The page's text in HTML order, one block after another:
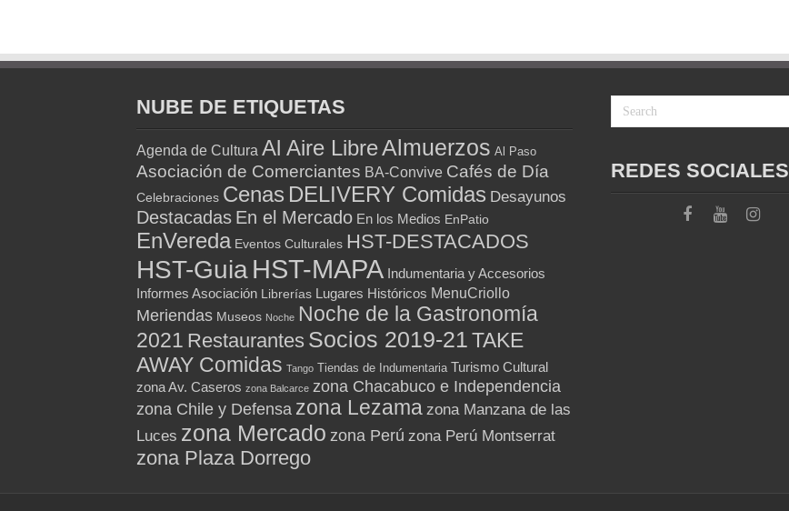
NUBE DE ETIQUETAS
Agenda de Cultura Al Aire LibreAlmuerzos Al Paso
Asociación de Comerciantes BA-Convive Cafés de Día
Celebraciones Cenas DELIVERY Comidas Desayunos
Destacadas En el Mercado En los Medios EnPatio
EnVereda Eventos Culturales HST-DESTACADOS
HST-Guia HST-MAPA Indumentaria y Accesorios
Informes Asociación Librerías Lugares Históricos MenuCriollo
Meriendas Museos Noche Noche de la Gastronomía
2021 Restaurantes Socios 2019-21TAKE
AWAY Comidas Tango Tiendas de Indumentaria Turismo Cultural
zona Av. Caseros zona Balcarce zona Chacabuco e Independencia
zona Chile y Defensa zona Lezama zona Manzana de las
Luces zona Mercado zona Perú zona Perú Montserrat
zona Plaza Dorrego
REDES SOCIALES